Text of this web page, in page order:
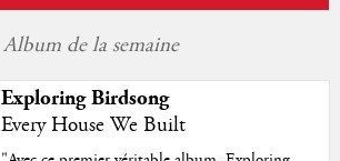
Album de la semaine
Exploring Birdsong
Every House We Built